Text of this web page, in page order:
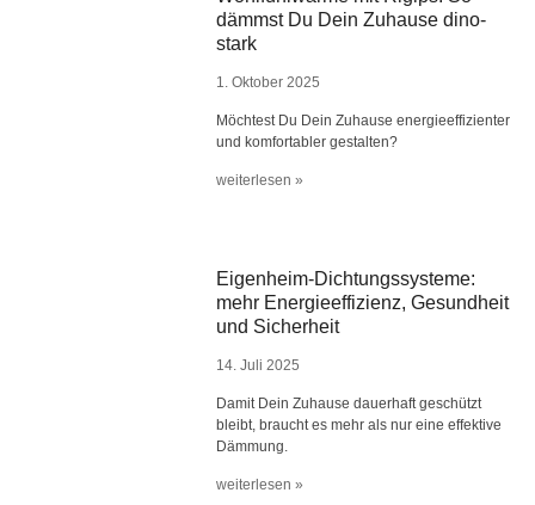
dämmst Du Dein Zuhause dino-
stark
1. Oktober 2025
Möchtest Du Dein Zuhause energieeffizienter
und komfortabler gestalten?
weiterlesen »
Eigenheim-Dichtungssysteme:
mehr Energieeffizienz, Gesundheit
und Sicherheit
14. Juli 2025
Damit Dein Zuhause dauerhaft geschützt
bleibt, braucht es mehr als nur eine effektive
Dämmung.
weiterlesen »